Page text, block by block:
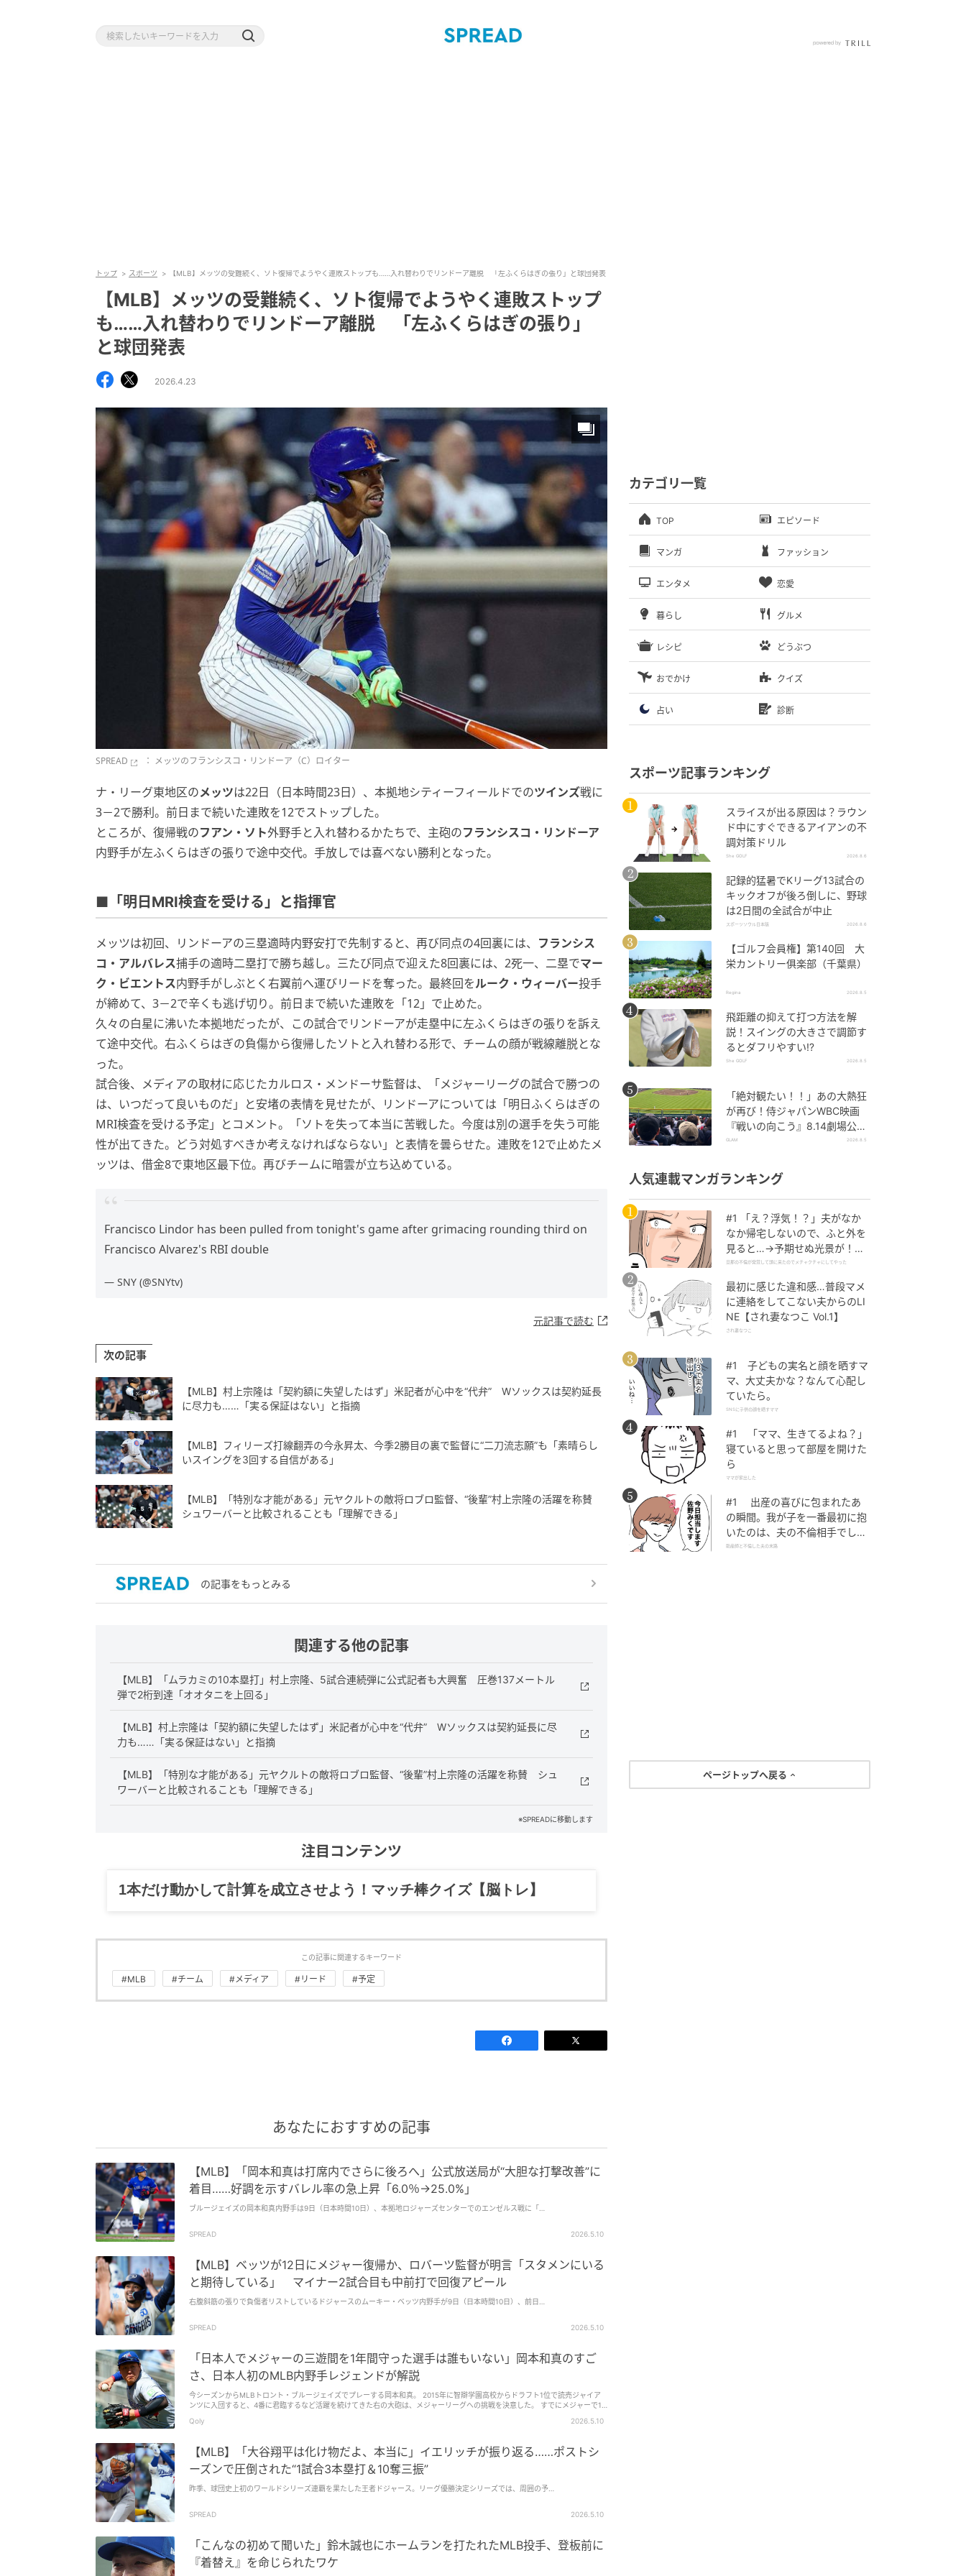
トップ スポーツ 【MLB】メッツの受難続く、ソト復帰でようやく連敗ストップも……入れ替わりでリンドーア離脱 「左ふくらはぎの張り」と球団発表
【MLB】メッツの受難続く、ソト復帰でようやく連敗ストップ
も……入れ替わりでリンドーア離脱 「左ふくらはぎの張り」
と球団発表
2026.4.23
SPREAD ： メッツのフランシスコ・リンドーア（C）ロイター
ナ・リーグ東地区のメッツは22日（日本時間23日）、本拠地シティーフィールドでのツインズ戦に
3－2で勝利。前日まで続いた連敗を12でストップした。
ところが、復帰戦のフアン・ソト外野手と入れ替わるかたちで、主砲のフランシスコ・リンドーア
内野手が左ふくらはぎの張りで途中交代。手放しでは喜べない勝利となった。
■「明日MRI検査を受ける」と指揮官
メッツは初回、リンドーアの三塁適時内野安打で先制すると、再び同点の4回裏には、 フランシス
コ・アルバレス捕手の適時二塁打で勝ち越し。三たび同点で迎えた8回裏には、2死一、二塁でマー
ク・ビエントス内野手がしぶとく右翼前へ運びリードを奪った。最終回をルーク・ウィーバー投手
が締めて、3－2で辛くも逃げ切り。前日まで続いた連敗を「12」で止めた。
久々の白星に沸いた本拠地だったが、この試合でリンドーアが走塁中に左ふくらはぎの張りを訴え
て途中交代。右ふくらはぎの負傷から復帰したソトと入れ替わる形で、チームの顔が戦線離脱とな
った。
試合後、メディアの取材に応じたカルロス・メンドーサ監督は、「メジャーリーグの試合で勝つの
は、いつだって良いものだ」と安堵の表情を見せたが、リンドーアについては「明日ふくらはぎの
MRI検査を受ける予定」とコメント。「ソトを失って本当に苦戦した。今度は別の選手を失う可能
性が出てきた。どう対処すべきか考えなければならない」と表情を曇らせた。連敗を12で止めたメ
ッツは、借金8で東地区最下位。再びチームに暗雲が立ち込めている。
Francisco Lindor has been pulled from tonight's game after grimacing rounding third on
Francisco Alvarez's RBI double
— SNY (@SNYtv)
元記事で読む
次の記事
【MLB】村上宗隆は「契約額に失望したはず」米記者が心中を“代弁” Wソックスは契約延長
に尽力も……「実る保証はない」と指摘
【MLB】フィリーズ打線翻弄の今永昇太、今季2勝目の裏で監督に“二刀流志願”も「素晴らし
いスイングを3回する自信がある」
【MLB】「特別な才能がある」元ヤクルトの敵将ロブロ監督、“後輩”村上宗隆の活躍を称賛
シュワーバーと比較されることも「理解できる」
の記事をもっとみる
関連する他の記事
【MLB】「ムラカミの10本塁打」村上宗隆、5試合連続弾に公式記者も大興奮 圧巻137メートル
弾で2桁到達「オオタニを上回る」
【MLB】村上宗隆は「契約額に失望したはず」米記者が心中を“代弁” Wソックスは契約延長に尽
力も……「実る保証はない」と指摘
【MLB】「特別な才能がある」元ヤクルトの敵将ロブロ監督、“後輩”村上宗隆の活躍を称賛 シュ
ワーバーと比較されることも「理解できる」
※SPREADに移動します
注目コンテンツ
グルメ、ギャグ、子育て、旅行記……全部、読めます。
この記事に関連するキーワード
#MLB #チーム #メディア #リード #予定
あなたにおすすめの記事
【MLB】「岡本和真は打席内でさらに後ろへ」公式放送局が“大胆な打撃改善”に
着目……好調を示すバレル率の急上昇「6.0％→25.0%」
ブルージェイズの岡本和真内野手は9日（日本時間10日）、本拠地ロジャーズセンターでのエンゼルス戦に「…
SPREAD 2026.5.10
【MLB】ベッツが12日にメジャー復帰か、ロバーツ監督が明言「スタメンにいる
と期待している」 マイナー2試合目も中前打で回復アピール
右腹斜筋の張りで負傷者リストしているドジャースのムーキー・ベッツ内野手が9日（日本時間10日）、前日…
SPREAD 2026.5.10
「日本人でメジャーの三遊間を1年間守った選手は誰もいない」岡本和真のすご
さ、日本人初のMLB内野手レジェンドが解説
今シーズンからMLBトロント・ブルージェイズでプレーする岡本和真。 2015年に智辯学園高校からドラフト1位で読売ジャイア
ンツに入団すると、4番に君臨するなど活躍を続けてきた右の大砲は、メジャーリーグへの挑戦を決意した。 すでにメジャーで10
はファーストを守ることが多く、あまり守備のイメージはなかった。 そうしたなか、MLBで日本人初の内野手になった松井稼頭
かなか成績が出てないと言われていたなか、そこを長打に出来るようになってきたので、打撃面で慣れてきたところがある。 そ
のなかでも、打撃よりも守備。日本時代よりも守備位置が後ろに守っているんですよ、かなり後ろ。 メジャーは打球速度も速い
ので、後ろに守ることでヒットゾーンを狭められる。前に守っていたら、ヒットゾーンが広くなるので、後ろに守ることでヒット
ゾーンをカバーできる。 （ただ）後ろに守るイコール、投げる距離が遠くなるんですよね。そのなかでも、岡本選手はスローイ
ングがいいですし、ボディバランスがすばらしいのかなと。 （MLBで）日本人で三遊間を1年間守った選手は誰もいないんです
された。 それだけにメジャーの舞台で日本人が三遊間を任されることの凄さを実感している。 サードは強烈な打球が飛んでくる
今年はア・リーグ東地区で現在3位。岡本の攻守にわたるさらなる活躍に期待したい。 筆者：井上大輔（編集部）
Qoly 2026.5.10
【MLB】「大谷翔平は化け物だよ、本当に」イエリッチが振り返る……ポストシ
ーズンで圧倒された“1試合3本塁打＆10奪三振”
昨季、球団史上初のワールドシリーズ連覇を果たした王者ドジャース。リーグ優勝決定シリーズでは、周囲の予…
SPREAD 2026.5.10
「こんなの初めて聞いた」鈴木誠也にホームランを打たれたMLB投手、登板前に
『着替え』を命じられたワケ
カテゴリ一覧
TOP エピソード
マンガ ファッション
エンタメ 恋愛
暮らし グルメ
レシピ どうぶつ
おでかけ クイズ
占い 診断
スポーツ記事ランキング
スライスが出る原因は？ラウン
ド中にすぐできるアイアンの不
調対策ドリル
She GOLF 2026.8.6
記録的猛暑でKリーグ13試合の
キックオフが後ろ倒しに、野球
は2日間の全試合が中止
スポーツソウル日本版 2026.8.6
【ゴルフ会員権】第140回 大
栄カントリー俱楽部（千葉県）
Regina 2026.8.5
飛距離の抑えて打つ方法を解
説！スイングの大きさで調節す
るとダフリやすい⁉
She GOLF 2026.8.5
「絶対観たい！！」あの大熱狂
が再び！侍ジャパンWBC映画
『戦いの向こう』8.14劇場公
開！
GLAM 2026.8.5
人気連載マンガランキング
#1 「え？浮気！？」夫がなか
なか帰宅しないので、ふと外を
見ると…→予期せぬ光景が！｜
旦那の不倫が発覚して頭に来た
旦那の不倫が発覚して頭に来たのでメチャクチャにしてやった
最初に感じた違和感…普段マメ
に連絡をしてこない夫からのLI
NE【され妻なつこ Vol.1】
され妻なつこ
#1 子どもの実名と顔を晒すマ
マ、大丈夫かな？なんて心配し
ていたら。
SNSに子供の顔を晒すママ
#1 「ママ、生きてるよね？」
寝ていると思って部屋を開けた
ら
ママが家出した
#1 出産の喜びに包まれたあ
の瞬間。我が子を一番最初に抱
いたのは、夫の不倫相手でし
た。
助産師と不倫した夫の末路
ページトップへ戻る